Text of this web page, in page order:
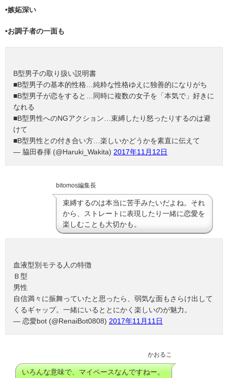
•嫉妬深い
•お調子者の一面も
B型男子の取り扱い説明書
■B型男子の基本的性格…純粋な性格ゆえに独善的になりがち
■B型男子が恋をすると…同時に複数の女子を「本気で」好きに
なれる
■B型男性へのNGアクション…束縛したり怒ったりするのは避
けて
■B型男性との付き合い方…楽しいかどうかを素直に伝えて
— 脇田春揮 (@Haruki_Wakita) 2017年11月12日
bitomos編集長
束縛するのは本当に苦手みたいだよね。それ
から、ストレートに表現したり一緒に恋愛を
楽しむことも大切かも。
血液型別モテる人の特徴
Ｂ型
男性
自信満々に振舞っていたと思ったら、弱気な面もさらけ出して
くるギャップ。一緒にいるととにかく楽しいのが魅力。
— 恋愛bot (@RenaiBot0808) 2017年11月11日
かおるこ
いろんな意味で、マイペースなんですねー。